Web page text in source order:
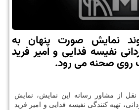
نمایش صورت پنهان به
نفیسه فدایی و امیر فرید
روی صحنه می رود.
نقل از مشاور رسانه این نمایش، نمایش
تهیه كنندگی نفیسه فدایی و امیر فرید